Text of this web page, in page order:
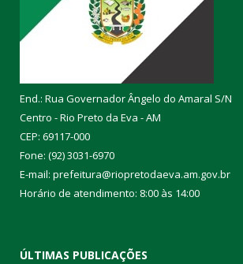
End.: Rua Governador Ângelo do Amaral S/N
Centro - Rio Preto da Eva - AM
CEP: 69117-000
Fone: (92) 3031-6970
E-mail: prefeitura@riopretodaeva.am.gov.br
Horário de atendimento: 8:00 às 14:00
ÚLTIMAS PUBLICAÇÕES